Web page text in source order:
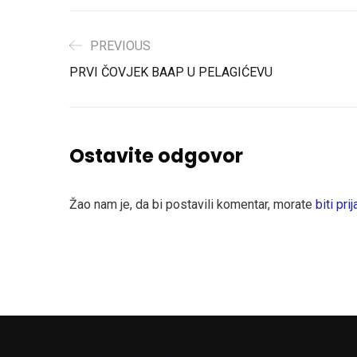
PREVIOUS
PRVI ČOVJEK BAAP U PELAGIĆEVU
Ostavite odgovor
Žao nam je, da bi postavili komentar, morate biti